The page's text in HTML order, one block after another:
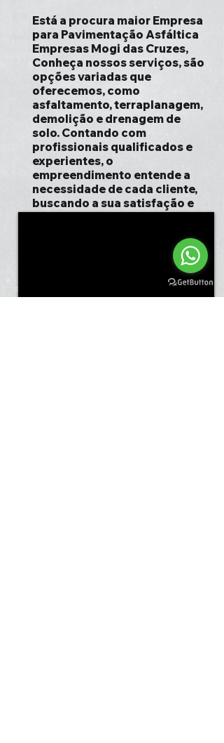
Está a procura maior Empresa
para Pavimentação Asfáltica
Empresas Mogi das Cruzes,
Conheça nossos serviços, são
opções variadas que
oferecemos, como
asfaltamento, terraplanagem,
demolição e drenagem de
solo. Contando com
profissionais qualificados e
experientes, o
empreendimento entende a
necessidade de cada cliente,
buscando a sua satisfação e
pavimentação e obras de
aproveite a sua chance para
entrar em contato e saber
mais. Nossos atendentes